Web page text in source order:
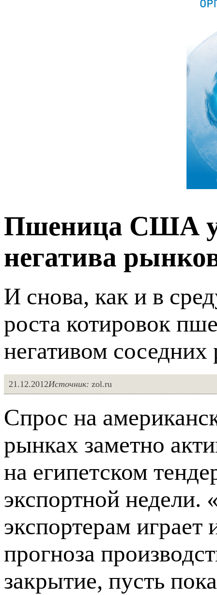
Пшеница США
негатива
И снова, как и в
роста котировок
негативом
21.12.2012Источник: zol.ru
Спрос на
рынках заметно
на египетском
экспортной недели.
экспортерам
прогноза
закрытие, пусть